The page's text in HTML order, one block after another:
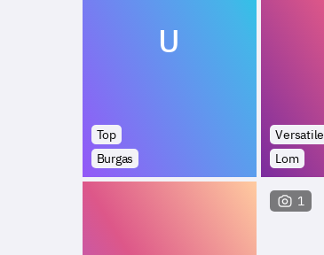
U
Top
Burgas
Versatile
Lom
1